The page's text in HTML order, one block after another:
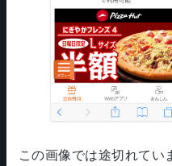
この画像では途切れてい